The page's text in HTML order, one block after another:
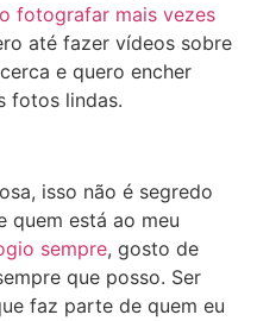
fotografar mais vezes
até fazer vídeos sobre
e quero encher
fotos lindas.
isso não é segredo
quem está ao meu
sempre, gosto de
que posso. Ser
faz parte de quem eu